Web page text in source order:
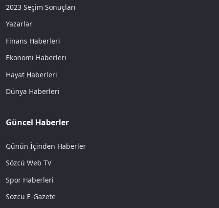
2023 Seçim Sonuçları
Yazarlar
Finans Haberleri
Ekonomi Haberleri
Hayat Haberleri
Dünya Haberleri
Güncel Haberler
Günün İçinden Haberler
Sözcü Web TV
Spor Haberleri
Sözcü E-Gazete